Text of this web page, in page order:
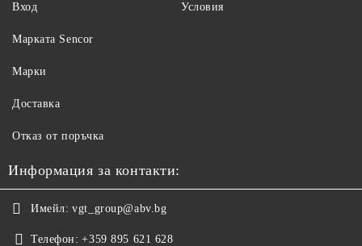
Вход Условия
Maрката Sencor
Марки
Доставка
Отказ от поръчка
Информация за контакти:
Имейл: vgt_group@abv.bg
Телефон: +359 895 621 628